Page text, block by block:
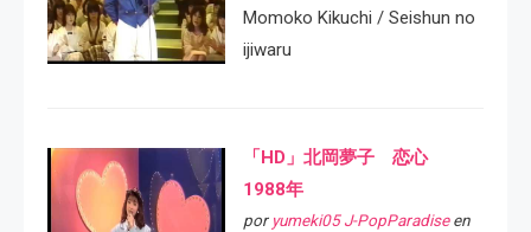
Momoko Kikuchi / Seishun no
ijiwaru
「HD」北岡夢子 恋心
1988年
por yumeki05 J-PopParadiseen